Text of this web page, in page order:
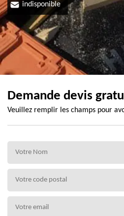
indisponible
Demande devis
Veuillez remplir les champs pour